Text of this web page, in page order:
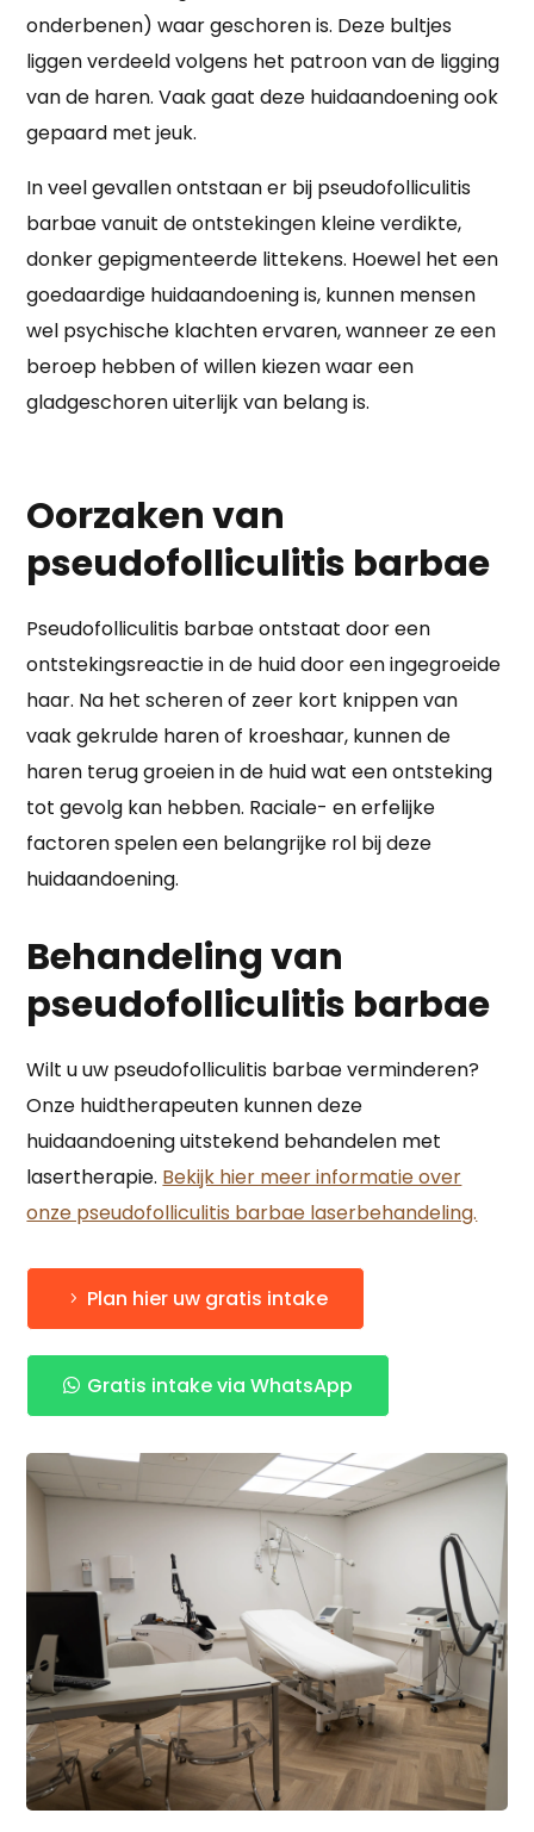
onderbenen) waar geschoren is. Deze bultjes
liggen verdeeld volgens het patroon van de ligging
van de haren. Vaak gaat deze huidaandoening ook
gepaard met jeuk.
In veel gevallen ontstaan er bij pseudofolliculitis
barbae vanuit de ontstekingen kleine verdikte,
donker gepigmenteerde littekens. Hoewel het een
goedaardige huidaandoening is, kunnen mensen
wel psychische klachten ervaren, wanneer ze een
beroep hebben of willen kiezen waar een
gladgeschoren uiterlijk van belang is.
Oorzaken van
pseudofolliculitis barbae
Pseudofolliculitis barbae ontstaat door een
ontstekingsreactie in de huid door een ingegroeide
haar. Na het scheren of zeer kort knippen van
vaak gekrulde haren of kroeshaar, kunnen de
haren terug groeien in de huid wat een ontsteking
tot gevolg kan hebben. Raciale- en erfelijke
factoren spelen een belangrijke rol bij deze
huidaandoening.
Behandeling van
pseudofolliculitis barbae
Wilt u uw pseudofolliculitis barbae verminderen?
Onze huidtherapeuten kunnen deze
huidaandoening uitstekend behandelen met
lasertherapie. Bekijk hier meer informatie over
onze pseudofolliculitis barbae laserbehandeling.
Plan hier uw gratis intake
Gratis intake via WhatsApp